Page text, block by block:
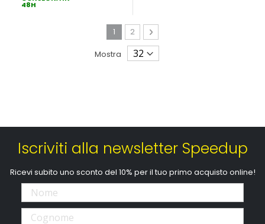
48H
Pagina
Attualmente stai leggendo la pagina
1 Pagina
2 Pagina
Avanti
Mostra
Iscriviti alla newsletter Speedup
Ricevi subito uno sconto del 10% per il tuo primo acquisto online!